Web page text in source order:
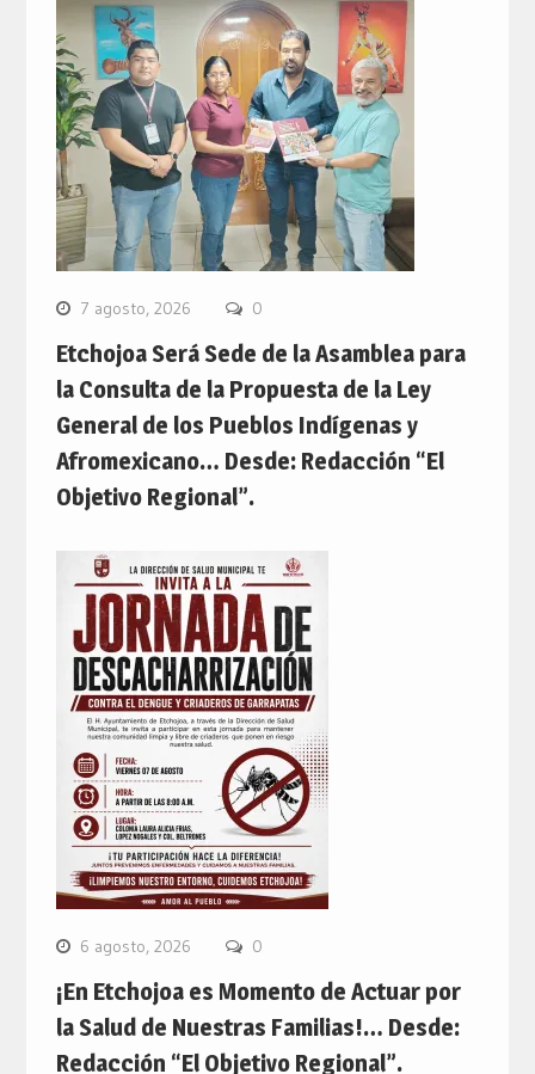
7 agosto, 2026 0
Etchojoa Será Sede de la Asamblea para
la Consulta de la Propuesta de la Ley
General de los Pueblos Indígenas y
Afromexicano… Desde: Redacción “El
Objetivo Regional”.
6 agosto, 2026 0
¡En Etchojoa es Momento de Actuar por
la Salud de Nuestras Familias!… Desde:
Redacción “El Objetivo Regional”.